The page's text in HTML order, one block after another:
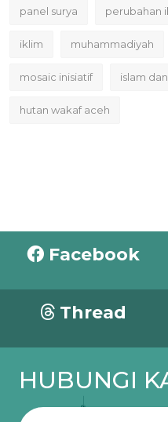
panel surya perubahan
iklim muhammadiyah
mosaic inisiatif islam
hutan wakaf aceh
Facebook
Thread
HUBUNGI